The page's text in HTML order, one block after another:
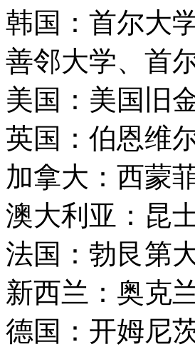
韩国：首尔大
善邻大学、首
美国：美国旧
英国：伯恩维
加拿大：西蒙
澳大利亚：昆
法国：勃艮第
新西兰：奥克
德国：开姆尼